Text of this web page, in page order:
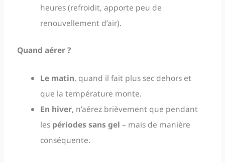
heures (refroidit, apporte peu de
renouvellement d’air).
Quand aérer ?
Le matin, quand il fait plus sec dehors et
que la température monte.
En hiver, n’aérez brièvement que pendant
les périodes sans gel – mais de manière
conséquente.